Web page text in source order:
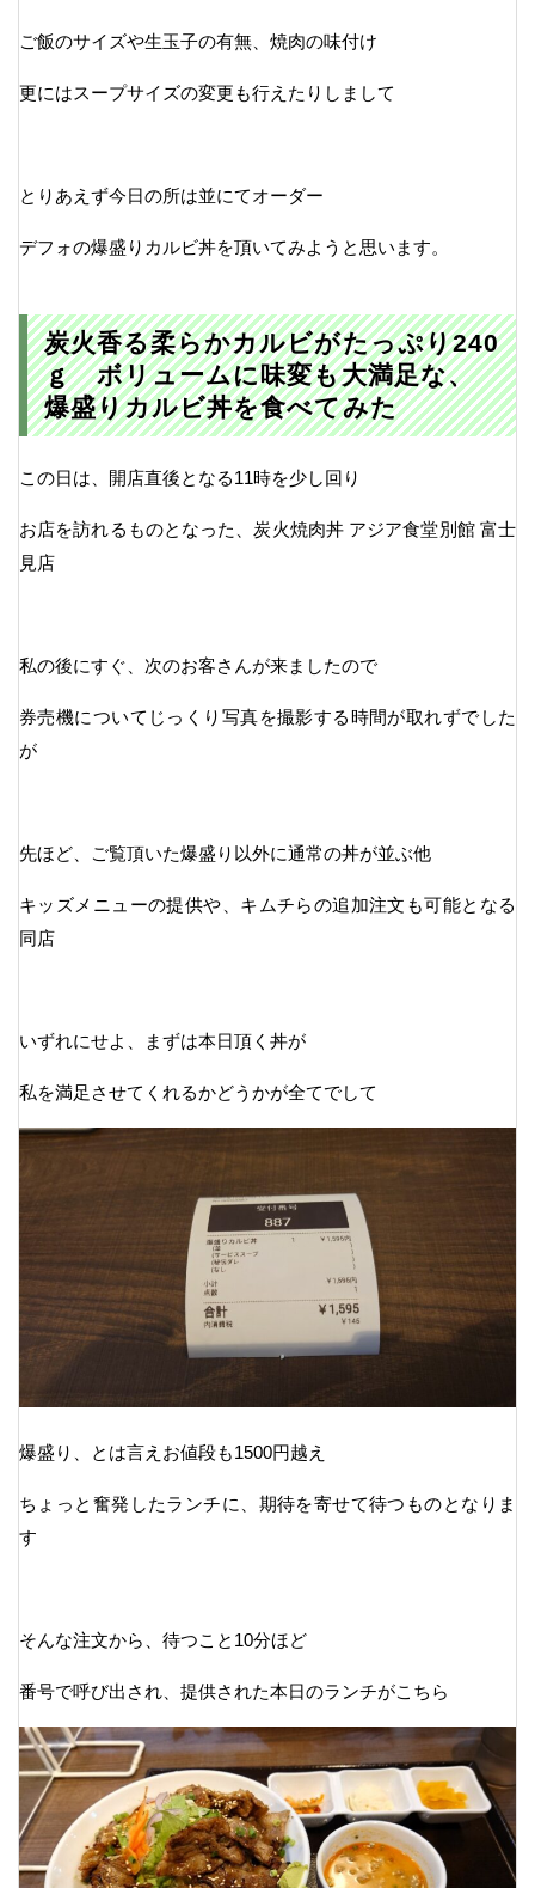
ご飯のサイズや生玉子の有無、焼肉の味付け
更にはスープサイズの変更も行えたりしまして
とりあえず今日の所は並にてオーダー
デフォの爆盛りカルビ丼を頂いてみようと思います。
炭火香る柔らかカルビがたっぷり240
ｇ ボリュームに味変も大満足な、
爆盛りカルビ丼を食べてみた
この日は、開店直後となる11時を少し回り
お店を訪れるものとなった、炭火焼肉丼 アジア食堂別館 富士
見店
私の後にすぐ、次のお客さんが来ましたので
券売機についてじっくり写真を撮影する時間が取れずでした
が
先ほど、ご覧頂いた爆盛り以外に通常の丼が並ぶ他
キッズメニューの提供や、キムチらの追加注文も可能となる
同店
いずれにせよ、まずは本日頂く丼が
私を満足させてくれるかどうかが全てでして
爆盛り、とは言えお値段も1500円越え
ちょっと奮発したランチに、期待を寄せて待つものとなりま
す
そんな注文から、待つこと10分ほど
番号で呼び出され、提供された本日のランチがこちら